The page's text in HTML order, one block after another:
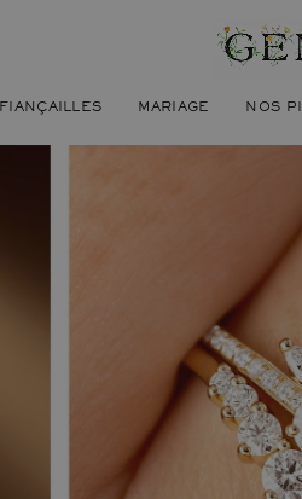
FIANÇAILLES MARIAGE NOS